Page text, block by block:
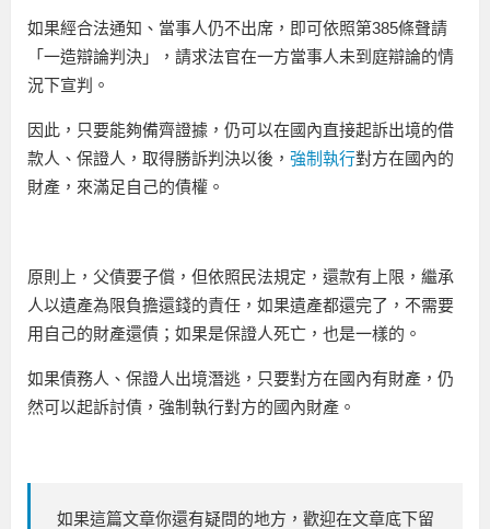
如果經合法通知、當事人仍不出席，即可依照第385條聲請
「一造辯論判決」，請求法官在一方當事人未到庭辯論的情
況下宣判。
因此，只要能夠備齊證據，仍可以在國內直接起訴出境的借
款人、保證人，取得勝訴判決以後， 強制執行對方在國內的
財產，來滿足自己的債權。
原則上，父債要子償，但依照民法規定，還款有上限，繼承
人以遺產為限負擔還錢的責任，如果遺產都還完了，不需要
用自己的財產還債；如果是保證人死亡，也是一樣的。
如果債務人、保證人出境潛逃，只要對方在國內有財產，仍
然可以起訴討債，強制執行對方的國內財產。
如果這篇文章你還有疑問的地方，歡迎在文章底下留